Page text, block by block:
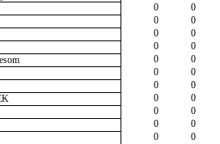
0
0
0
0
0
0
0
0
0
0
0
0
0
0
0
0
0
0
0
0
0 0